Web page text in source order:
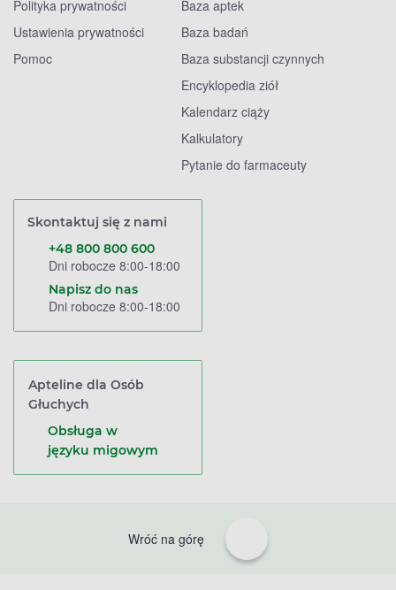
Polityka prywatności
Ustawienia prywatności
Pomoc
Baza aptek
Baza badań
Baza substancji czynnych
Encyklopedia ziół
Kalendarz ciąży
Kalkulatory
Pytanie do farmaceuty
Skontaktuj się z nami
+48 800 800 600
Dni robocze 8:00-18:00
Napisz do nas
Dni robocze 8:00-18:00
Apteline dla Osób
Głuchych
Obsługa w
języku migowym
Wróć na górę